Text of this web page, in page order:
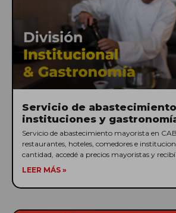
Servicio de
instituciones y
Servicio de abastecimiento mayorista en
restaurantes, hoteles, comedores e
cantidad, accedé a precios mayoristas y
LEER MÁS »